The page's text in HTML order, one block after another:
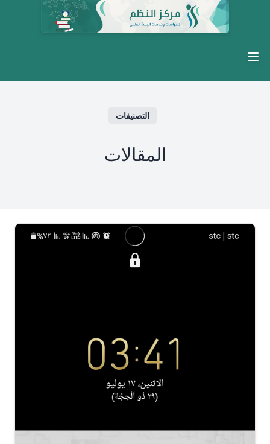
Open main menu
التصنيفات
المقالات